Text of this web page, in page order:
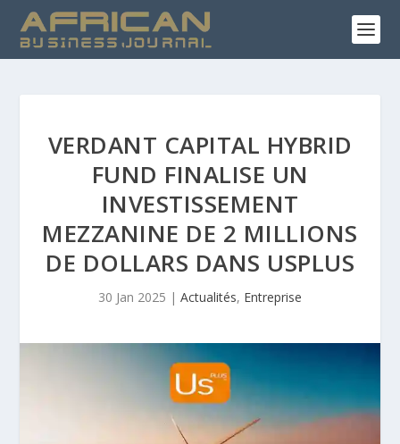
VERDANT CAPITAL HYBRID
FUND FINALISE UN
INVESTISSEMENT
MEZZANINE DE 2 MILLIONS
DE DOLLARS DANS USPLUS
30 Jan 2025 | Actualités, Entreprise